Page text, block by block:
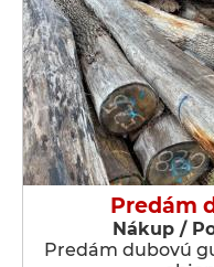
Predám
Nákup /
Predám dubovú